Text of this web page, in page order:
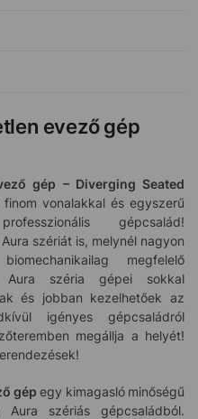
evező gép
gép – Diverging Seated
vonalakkal és egyszerű
gépcsalád!
szériát is, melynél nagyon
megfelelő
Aura széria gépei sokkal
és jobban kezelhetőek az
igényes gépcsaládról
megállja a helyét!
gép egy kimagasló minőségű
szériás gépcsaládból.